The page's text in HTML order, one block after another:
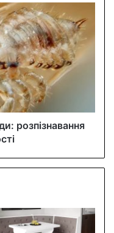
розпізнавання